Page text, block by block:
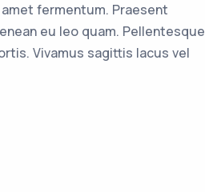
fermentum. Praesent
eu leo quam. Pellentesque
Vivamus sagittis lacus vel